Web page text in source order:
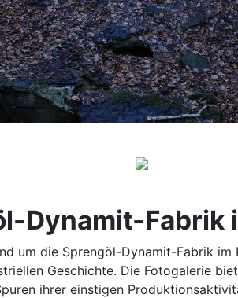
Dynamit-Fabrik
um die Sprengöl-Dynamit-Fabrik
Geschichte. Die Fotogalerie
ihrer einstigen